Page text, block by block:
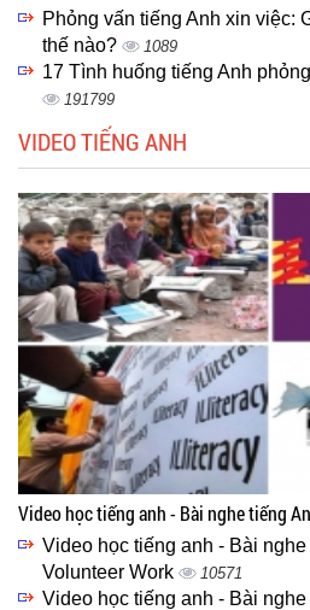
Phỏng vấn tiếng Anh xin việc:
thế nào?
1089
17 Tình huống tiếng Anh
191799
VIDEO TIẾNG ANH
Video học tiếng anh - Bài nghe tiếng
Video học tiếng anh - Bài
Volunteer Work
10571
Video học tiếng anh - Bài